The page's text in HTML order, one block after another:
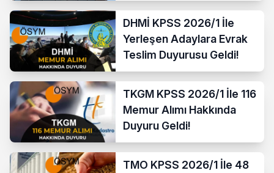
DHMİ KPSS 2026/1 İle
Yerleşen Adaylara Evrak
Teslim Duyurusu Geldi!
TKGM KPSS 2026/1 İle 116
Memur Alımı Hakkında
Duyuru Geldi!
TMO KPSS 2026/1 İle 48